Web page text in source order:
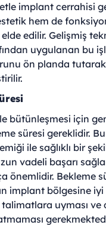
implant cerrahisi
hem de
elde edilir. Gelişmiş
uygulanan bu
ön planda
bütünleşmesi için
süresi gereklidir.
ile sağlıklı bir
vadeli başarı
önemlidir. Bekleme
implant bölgesine iyi
uyması ve